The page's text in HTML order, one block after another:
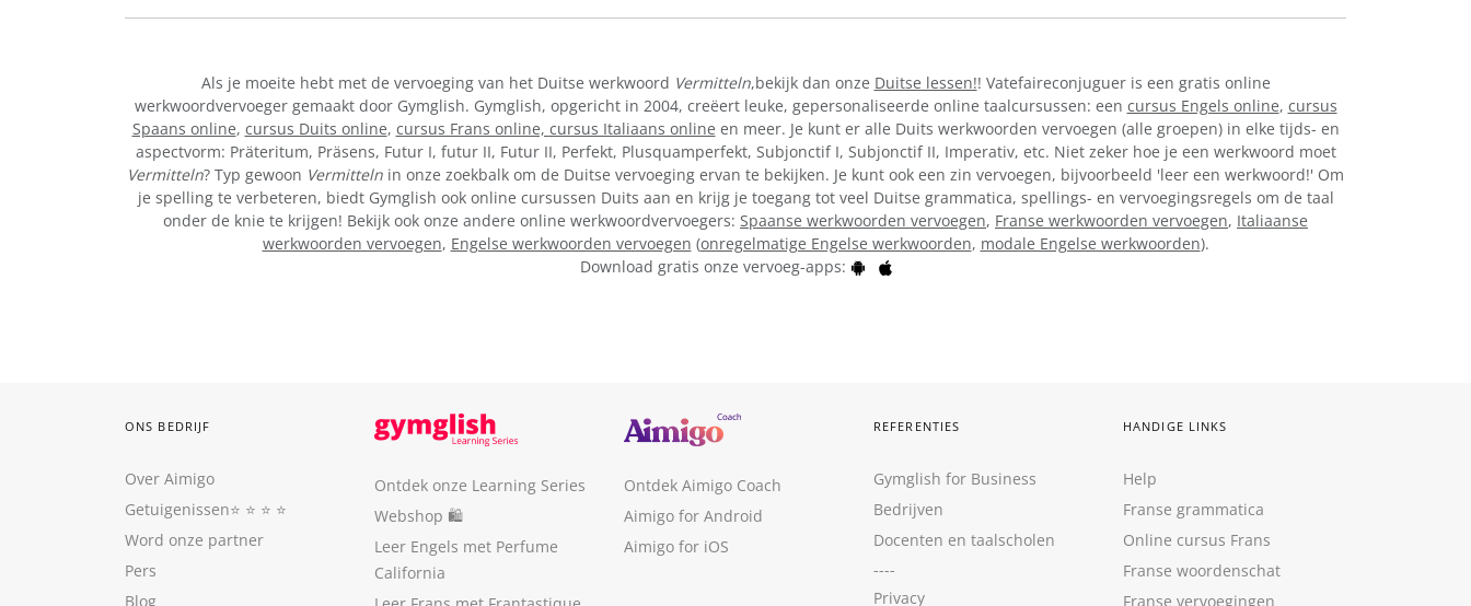
Als je moeite hebt met de vervoeging van het Duitse werkwoord Vermitteln,bekijk dan onze Duitse lessen!! Vatefaireconjuguer is een gratis online
werkwoordvervoeger gemaakt door Gymglish. Gymglish, opgericht in 2004, creëert leuke, gepersonaliseerde online taalcursussen: een cursus Engels online, cursus
Spaans online, cursus Duits online, cursus Frans online, cursus Italiaans online en meer. Je kunt er alle Duits werkwoorden vervoegen (alle groepen) in elke tijds- en
aspectvorm: Präteritum, Präsens, Futur I, futur II, Futur II, Perfekt, Plusquamperfekt, Subjonctif I, Subjonctif II, Imperativ, etc. Niet zeker hoe je een werkwoord moet
Vermitteln? Typ gewoon Vermitteln in onze zoekbalk om de Duitse vervoeging ervan te bekijken. Je kunt ook een zin vervoegen, bijvoorbeeld 'leer een werkwoord!' Om
je spelling te verbeteren, biedt Gymglish ook online cursussen Duits aan en krijg je toegang tot veel Duitse grammatica, spellings- en vervoegingsregels om de taal
onder de knie te krijgen! Bekijk ook onze andere online werkwoordvervoegers: Spaanse werkwoorden vervoegen, Franse werkwoorden vervoegen, Italiaanse
werkwoorden vervoegen, Engelse werkwoorden vervoegen (onregelmatige Engelse werkwoorden, modale Engelse werkwoorden).
Download gratis onze vervoeg-apps:
ONS BEDRIJF
Over Aimigo
Getuigenissen⭐️ ⭐️ ⭐️ ⭐️
Word onze partner
Pers
Blog
Ontdek onze Learning Series
Webshop 🛍
Leer Engels met Perfume
California
Ontdek Aimigo Coach
Aimigo for Android
Aimigo for iOS
REFERENTIES
Gymglish for Business
Bedrijven
Docenten en taalscholen
----
Privacy
HANDIGE LINKS
Help
Franse grammatica
Online cursus Frans
Franse woordenschat
Franse vervoegingen